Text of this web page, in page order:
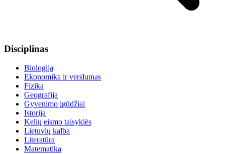
Disciplinas
Biologija
Ekonomika ir verslumas
Fizika
Geografija
Gyvenimo įgūdžiai
Istorija
Kelių eismo taisyklės
Lietuvių kalba
Literatūra
Matematika